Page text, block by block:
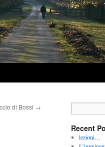
di Bossi →
Recent
lezioni…